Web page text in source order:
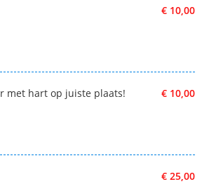
€ 10,00
€ 10,00
met hart op juiste plaats!
€ 25,00